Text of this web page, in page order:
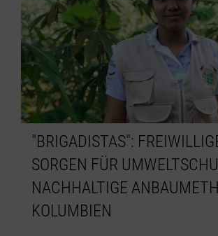
"BRIGADISTAS":
SORGEN FÜR
NACHHALTIGE
KOLUMBIEN